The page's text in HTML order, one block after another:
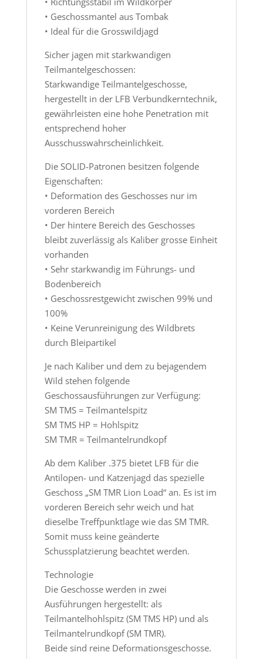
• Geschossmantel aus Tombak
• Ideal für die Grosswildjagd
Sicher jagen mit starkwandigen
Teilmantelgeschossen:
Starkwandige Teilmantelgeschosse,
hergestellt in der LFB Verbundkerntechnik,
gewährleisten eine hohe Penetration mit
entsprechend hoher
Ausschusswahrscheinlichkeit.
Die SOLID-Patronen besitzen folgende
Eigenschaften:
• Deformation des Geschosses nur im
vorderen Bereich
• Der hintere Bereich des Geschosses
bleibt zuverlässig als Kaliber grosse Einheit
vorhanden
• Sehr starkwandig im Führungs- und
Bodenbereich
• Geschossrestgewicht zwischen 99% und
100%
• Keine Verunreinigung des Wildbrets
durch Bleipartikel
Je nach Kaliber und dem zu bejagendem
Wild stehen folgende
Geschossausführungen zur Verfügung:
SM TMS = Teilmantelspitz
SM TMS HP = Hohlspitz
SM TMR = Teilmantelrundkopf
Ab dem Kaliber .375 bietet LFB für die
Antilopen- und Katzenjagd das spezielle
Geschoss „SM TMR Lion Load“ an. Es ist im
vorderen Bereich sehr weich und hat
dieselbe Treffpunktlage wie das SM TMR.
Somit muss keine geänderte
Schussplatzierung beachtet werden.
Technologie
Die Geschosse werden in zwei
Ausführungen hergestellt: als
Teilmantelhohlspitz (SM TMS HP) und als
Teilmantelrundkopf (SM TMR).
Beide sind reine Deformationsgeschosse.